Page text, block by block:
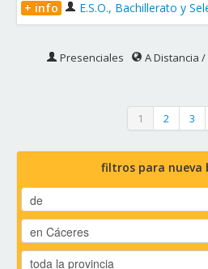
+ info E.S.O., Bachillerato y
Presenciales A Distancia
1 2 3
filtros para nueva